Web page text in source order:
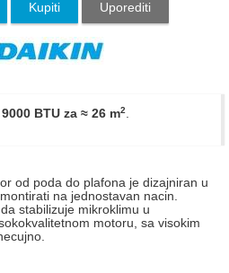
Kupiti Uporediti
BTU za ≈ 26 m2.
od poda do plafona je dizajniran u
na jednostavan nacin.
stabilizuje mikroklimu u
motoru, sa visokim